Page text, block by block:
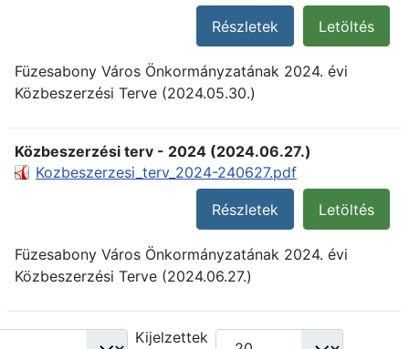
Letöltés
Részletek
Füzesabony Város Önkormányzatának 2024. évi
Közbeszerzési Terve (2024.05.30.)
Közbeszerzési terv - 2024 (2024.06.27.)
Kozbeszerzesi_terv_2024-240627.pdf
Letöltés
Részletek
Füzesabony Város Önkormányzatának 2024. évi
Közbeszerzési Terve (2024.06.27.)
Kijelzettek